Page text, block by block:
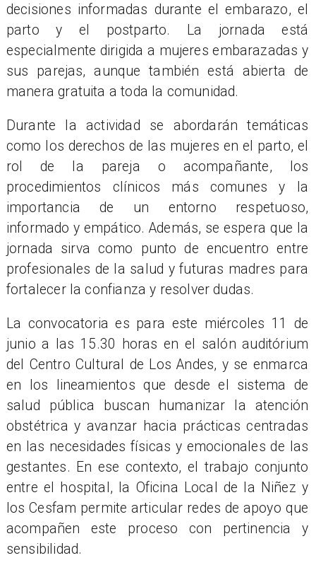
decisiones informadas durante el embarazo, el
parto y el postparto. La jornada está
especialmente dirigida a mujeres embarazadas y
sus parejas, aunque también está abierta de
manera gratuita a toda la comunidad.
Durante la actividad se abordarán temáticas
como los derechos de las mujeres en el parto, el
rol de la pareja o acompañante, los
procedimientos clínicos más comunes y la
importancia de un entorno respetuoso,
informado y empático. Además, se espera que la
jornada sirva como punto de encuentro entre
profesionales de la salud y futuras madres para
fortalecer la confianza y resolver dudas.
La convocatoria es para este miércoles 11 de
junio a las 15.30 horas en el salón auditórium
del Centro Cultural de Los Andes, y se enmarca
en los lineamientos que desde el sistema de
salud pública buscan humanizar la atención
obstétrica y avanzar hacia prácticas centradas
en las necesidades físicas y emocionales de las
gestantes. En ese contexto, el trabajo conjunto
entre el hospital, la Oficina Local de la Niñez y
los Cesfam permite articular redes de apoyo que
acompañen este proceso con pertinencia y
sensibilidad.